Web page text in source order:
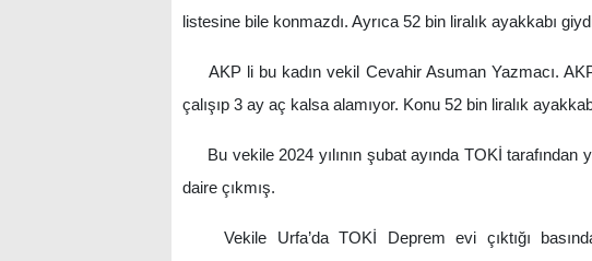
listesine bile konmazdı. Ayrıca 52 bin liralık ayakkabı
AKP li bu kadın vekil Cevahir Asuman Yazmacı.
çalışıp 3 ay aç kalsa alamıyor. Konu 52 bin liralık
Bu vekile 2024 yılının şubat ayında TOKİ tarafından
daire çıkmış.
Vekile Urfa’da TOKİ Deprem evi çıktığı